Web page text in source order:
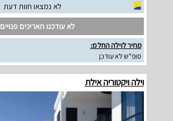
לא נמצאו חוות דעת
לא עודכנו תאריכים פנויים
מחיר לוילה החל מ:
סופ"ש לא עודכן
וילה ויקטוריה אילת